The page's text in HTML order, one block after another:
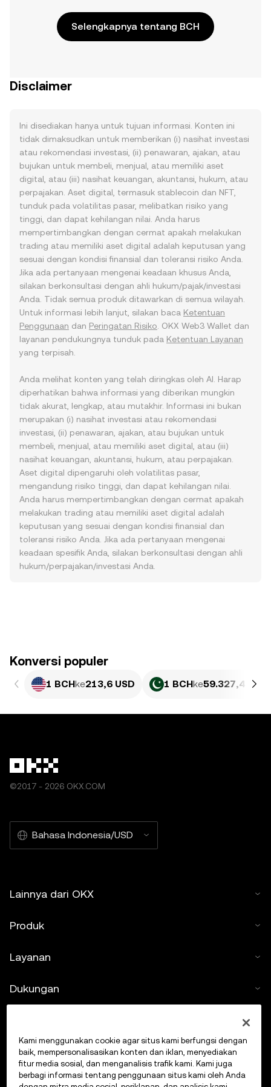
Selengkapnya tentang BCH
Disclaimer
Ini disediakan hanya untuk tujuan informasi. Konten ini
tidak dimaksudkan untuk memberikan (i) nasihat investasi
atau rekomendasi investasi, (ii) penawaran, ajakan, atau
bujukan untuk membeli, menjual, atau memiliki aset
digital, atau (iii) nasihat keuangan, akuntansi, hukum, atau
perpajakan. Aset digital, termasuk stablecoin dan NFT,
tunduk pada volatilitas pasar, melibatkan risiko yang
tinggi, dan dapat kehilangan nilai. Anda harus
mempertimbangkan dengan cermat apakah melakukan
trading atau memiliki aset digital adalah keputusan yang
sesuai dengan kondisi finansial dan toleransi risiko Anda.
Jika ada pertanyaan mengenai keadaan khusus Anda,
silakan berkonsultasi dengan ahli hukum/pajak/investasi
Anda. Tidak semua produk ditawarkan di semua wilayah.
Untuk informasi lebih lanjut, silakan baca Ketentuan
Penggunaan dan Peringatan Risiko . OKX Web3 Wallet dan
layanan pendukungnya tunduk pada Ketentuan Layanan
yang terpisah.
Anda melihat konten yang telah diringkas oleh AI. Harap
diperhatikan bahwa informasi yang diberikan mungkin
tidak akurat, lengkap, atau mutakhir. Informasi ini bukan
merupakan (i) nasihat investasi atau rekomendasi
investasi, (ii) penawaran, ajakan, atau bujukan untuk
membeli, menjual, atau memiliki aset digital, atau (iii)
nasihat keuangan, akuntansi, hukum, atau perpajakan.
Aset digital dipengaruhi oleh volatilitas pasar,
mengandung risiko tinggi, dan dapat kehilangan nilai.
Anda harus mempertimbangkan dengan cermat apakah
melakukan trading atau memiliki aset digital adalah
keputusan yang sesuai dengan kondisi finansial dan
toleransi risiko Anda. Jika ada pertanyaan mengenai
keadaan spesifik Anda, silakan berkonsultasi dengan ahli
hukum/perpajakan/investasi Anda.
Konversi populer
1 BCHke213,6 USD 1 BCHke59.327,4 PKR
©2017 - 2026 OKX.COM
Bahasa Indonesia/USD
Lainnya dari OKX
Produk
Layanan
Dukungan
Kalkulator kripto
Lakukan Trading
Kami menggunakan cookie agar situs kami berfungsi dengan
baik, mempersonalisasikan konten dan iklan, menyediakan
fitur media sosial, dan menganalisis trafik kami. Kami juga
berbagi informasi tentang penggunaan situs kami oleh Anda